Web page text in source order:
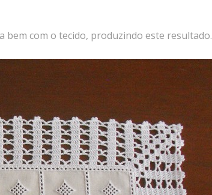
bem com o tecido, produzindo este resultado.